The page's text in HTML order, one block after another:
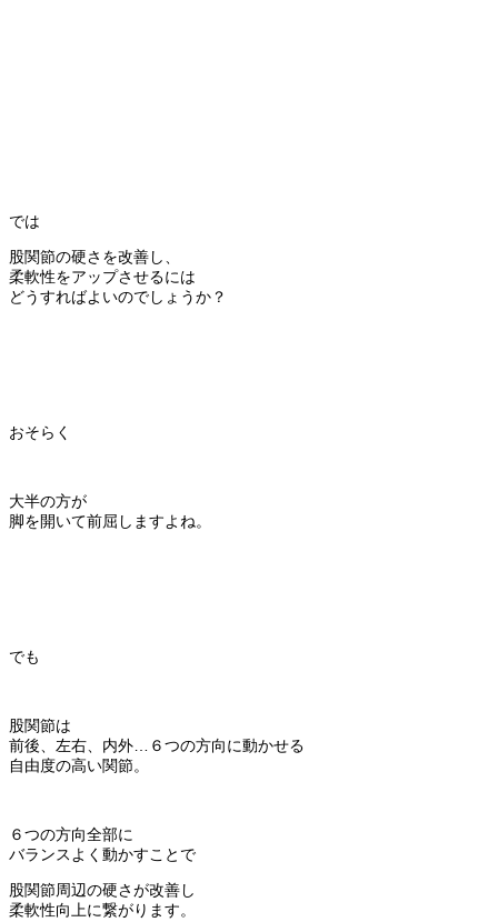
では
股関節の硬さを改善し、
柔軟性をアップさせるには
どうすればよいのでしょうか？
おそらく
大半の方が
脚を開いて前屈しますよね。
でも
股関節は
前後、左右、内外…６つの方向に動かせる
自由度の高い関節。
６つの方向全部に
バランスよく動かすことで
股関節周辺の硬さが改善し
柔軟性向上に繋がります。